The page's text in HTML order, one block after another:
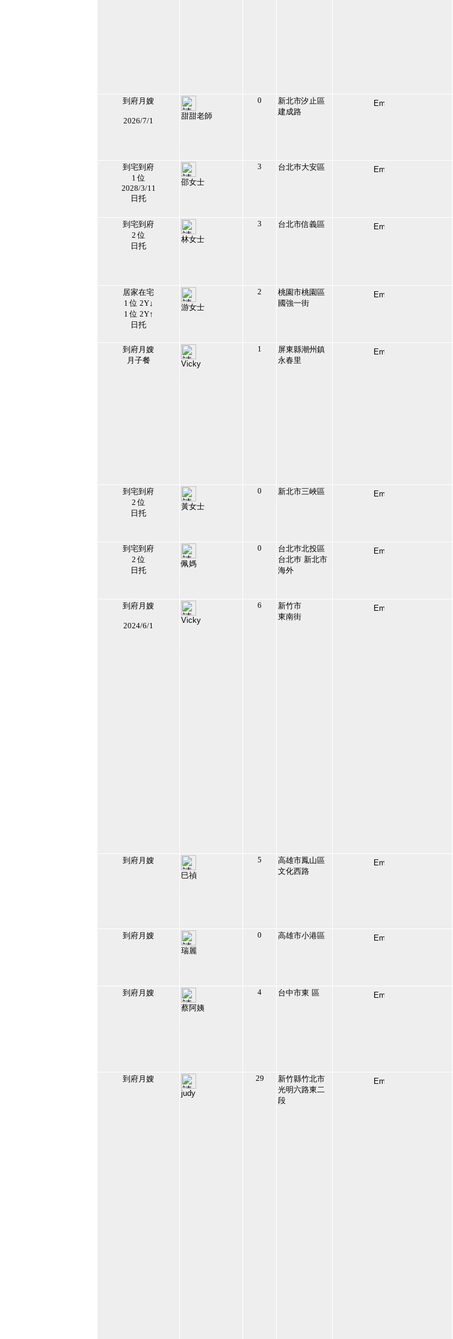
到府月嫂
2026/7/1
甜甜老師
0
新北市汐止區
建成路
到宅到府
1 位
2028/3/11
日托
邵女士
3 台北巿大安區
到宅到府
2 位
日托
林女士
3 台北市信義區
居家在宅
1 位 2Y↓
1 位 2Y↑
日托
游女士
2
桃園市桃園區
國強一街
到府月嫂
月子餐
Vicky
1
屏東縣潮州鎮
永春里
到宅到府
2 位
日托
黃女士
0 新北市三峽區
到宅到府
2 位
日托
佩媽
0
台北巿北投區
台北巿 新北市
海外
到府月嫂
2024/6/1
Vicky
6
新竹市
東南街
到府月嫂
巳禎
5
高雄市鳳山區
文化西路
到府月嫂
瑞麗
0 高雄市小港區
到府月嫂
蔡阿姨
4 台中市東 區
到府月嫂
judy
29
新竹縣竹北市
光明六路東二
段